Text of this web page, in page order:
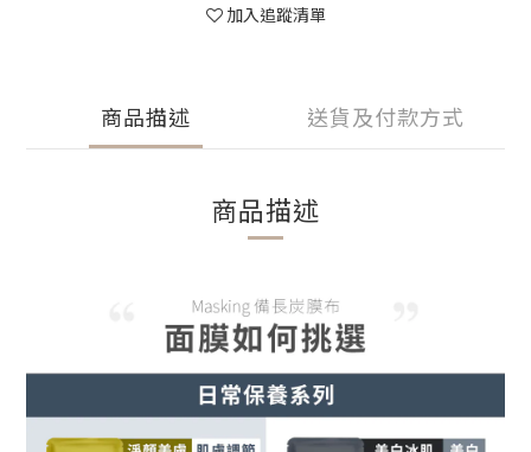
加入追蹤清單
商品描述 送貨及付款方式
商品描述